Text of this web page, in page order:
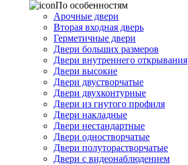
По особенностям
Арочные двери
Вторая входная дверь
Герметичные двери
Двери больших размеров
Двери внутреннего открывания
Двери высокие
Двери двустворчатые
Двери двухконтурные
Двери из гнутого профиля
Двери накладные
Двери нестандартные
Двери одностворчатые
Двери полуторастворчатые
Двери с видеонаблюдением